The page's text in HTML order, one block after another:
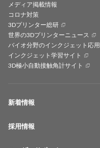
メディア掲載情報
コロナ対策
3Dプリンター総研
世界の3Dプリンターニュース
バイオ分野のインクジェット応用
インクジェット学習サイト
3D極小自動接触角計サイト
新着情報
採用情報